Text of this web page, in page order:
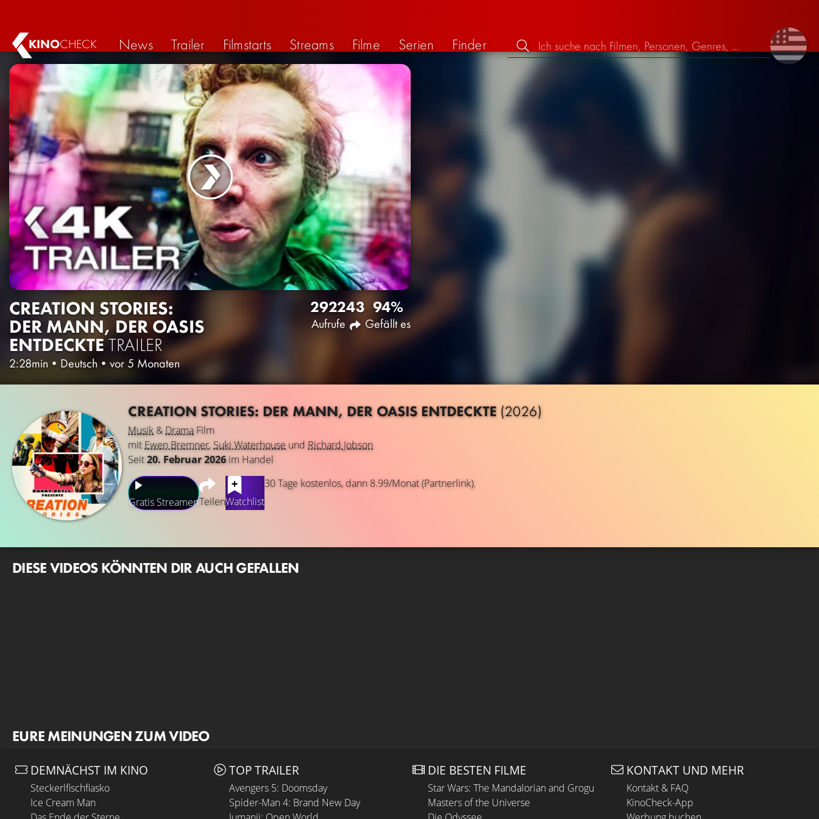
KINOCHECK News Trailer Filmstarts Streams Filme Serien Finder
CREATION STORIES:
DER MANN, DER OASIS
ENTDECKTETRAILER
2:28min • Deutsch • vor 5 Monaten
2922
Aufrufe
43 94%
Gefällt es
CREATION STORIES: DER MANN, DER OASIS ENTDECKTE (2026)
Musik & DramaFilm
mit Ewen Bremner,Suki Waterhouse und Richard Jobson
Seit20. Februar 2026im Handel
Gratis StreamenTeilenWatchlist
30 Tage kostenlos, dann 8.99/Monat (Partnerlink).
DIESE VIDEOS KÖNNTEN DIR AUCH GEFALLEN
EURE MEINUNGEN ZUM VIDEO
DEMNÄCHST IM KINO
Steckerlfischfiasko
Ice Cream Man
TOP TRAILER
Avengers 5: Doomsday
Spider-Man 4: Brand New Day
DIE BESTEN FILME
Star Wars: The Mandalorian and Grogu
Masters of the Universe
KONTAKT UND MEHR
Kontakt & FAQ
KinoCheck-App